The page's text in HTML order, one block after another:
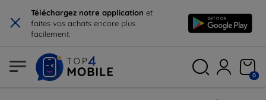
× Téléchargez notre application et
faites vos achats encore plus
facilement.
0